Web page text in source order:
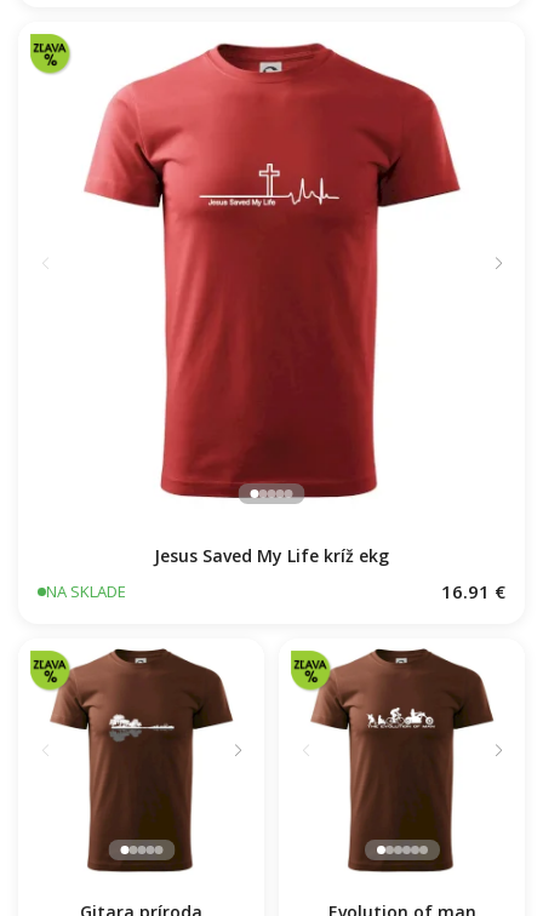
Jesus Saved My Life kríž ekg
NA SKLADE 16.91 €